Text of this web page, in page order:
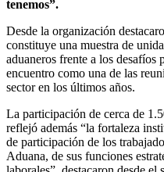
tenemos”.
Desde la organización
constituye una muestra de
aduaneros frente a los desafíos
encuentro como una de las
sector en los últimos años.
La participación de cerca de
reflejó además “la fortaleza
de participación de los
Aduana, de sus funciones